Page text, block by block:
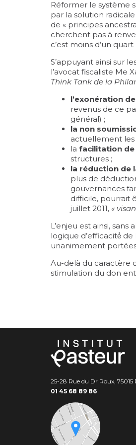
Réformer le système
par la solution
de « principes
cherchent pas à
c’est moins d’un
S’appuyant ainsi sur
l’avocat fiscaliste Me
Think Tank de la
l’exonération
revenus de ce
général) ;
la non
actuellement les
la facilitation
structures ;
la réduction de
plus de
gouvernances
difficile, pourrait
juillet 2011, «
L’enjeu est ainsi,
logique d’efficacité́
unanimement
Au-delà du caractère
stimulation du don
25-28 Rue du Dr Roux, 75015
01 45 68 89 86